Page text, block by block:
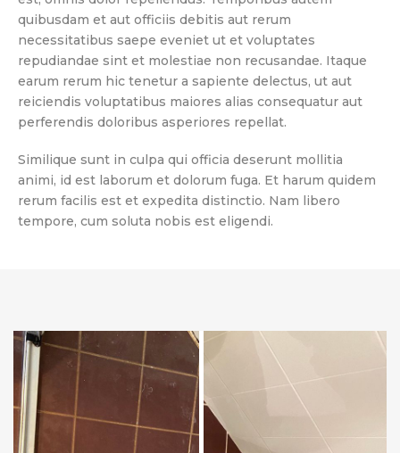
quibusdam et aut officiis debitis aut rerum
necessitatibus saepe eveniet ut et voluptates
repudiandae sint et molestiae non recusandae. Itaque
earum rerum hic tenetur a sapiente delectus, ut aut
reiciendis voluptatibus maiores alias consequatur aut
perferendis doloribus asperiores repellat.
Similique sunt in culpa qui officia deserunt mollitia
animi, id est laborum et dolorum fuga. Et harum quidem
rerum facilis est et expedita distinctio. Nam libero
tempore, cum soluta nobis est eligendi.